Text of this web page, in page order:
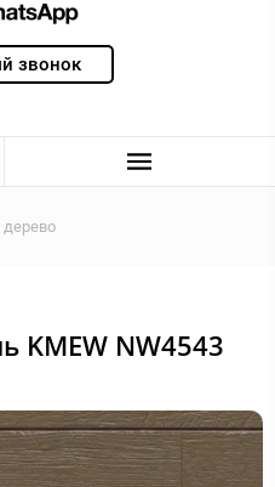
звонок
KMEW NW4543